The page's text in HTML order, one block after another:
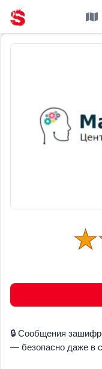
🔒 Сообщения
— безопасно даже в